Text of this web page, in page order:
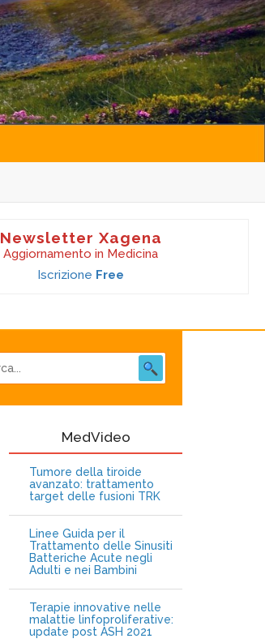
Newsletter Xagena
Aggiornamento in Medicina
Iscrizione Free
MedVideo
Tumore della tiroide
avanzato: trattamento
target delle fusioni TRK
Linee Guida per il
Trattamento delle Sinusiti
Batteriche Acute negli
Adulti e nei Bambini
Terapie innovative nelle
malattie linfoproliferative:
update post ASH 2021